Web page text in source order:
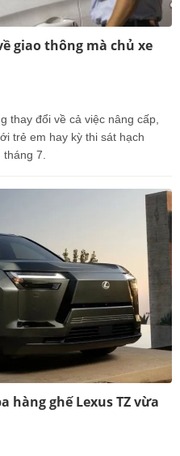
giao thông mà chủ xe
thay đổi về cả việc nâng cấp,
trẻ em hay kỳ thi sát hạch
7.
hàng ghế Lexus TZ vừa